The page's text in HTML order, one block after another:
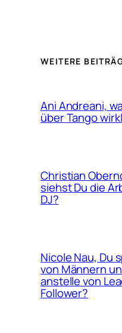
WEITERE
Ani Andreani,
über Tango
Christian
siehst Du die
DJ?
Nicole Nau, Du
von Männern
anstelle von
Follower?